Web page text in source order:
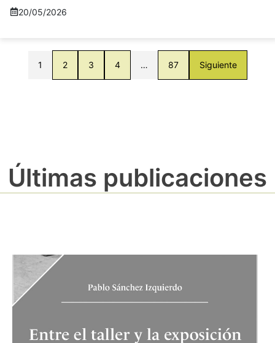
20/05/2026
1 2 3 4 … 87 Siguiente
Últimas publicaciones